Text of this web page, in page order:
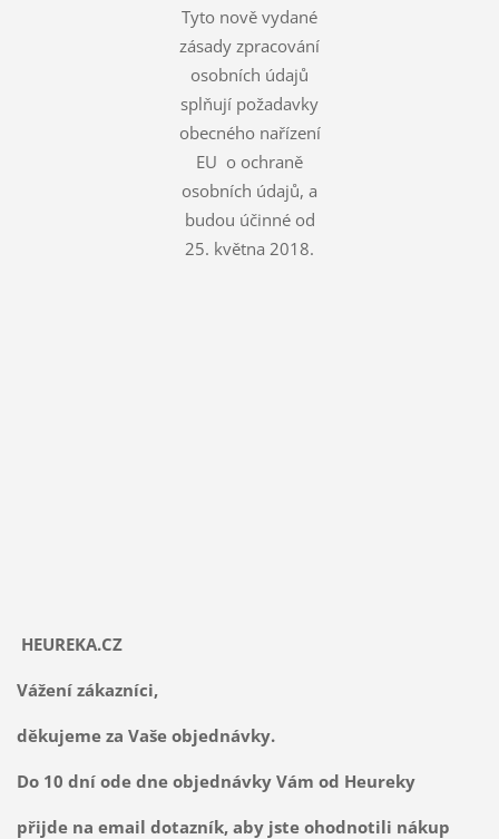
Tyto nově vydané
zásady zpracování
osobních údajů
splňují požadavky
obecného nařízení
EU o ochraně
osobních údajů, a
budou účinné od
25. května 2018.
HEUREKA.CZ
Vážení zákazníci,
děkujeme za Vaše objednávky.
Do 10 dní ode dne objednávky Vám od Heureky
přijde na email dotazník, aby jste ohodnotili nákup